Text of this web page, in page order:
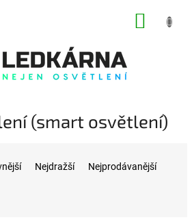
(smart osvětlení)
Nejdražší Nejprodávanější